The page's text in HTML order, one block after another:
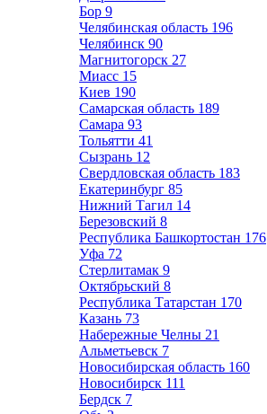
Бор 9
Челябинская область 196
Челябинск 90
Магнитогорск 27
Миасс 15
Киев 190
Самарская область 189
Самара 93
Тольятти 41
Сызрань 12
Свердловская область 183
Екатеринбург 85
Нижний Тагил 14
Березовский 8
Республика Башкортостан 176
Уфа 72
Стерлитамак 9
Октябрьский 8
Республика Татарстан 170
Казань 73
Набережные Челны 21
Альметьевск 7
Новосибирская область 160
Новосибирск 111
Бердск 7